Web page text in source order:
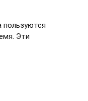
пользуются
Эти